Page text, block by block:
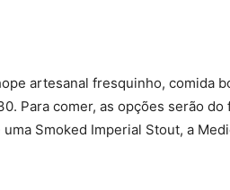
artesanal fresquinho, comida
Para comer, as opções serão
Smoked Imperial Stout, a